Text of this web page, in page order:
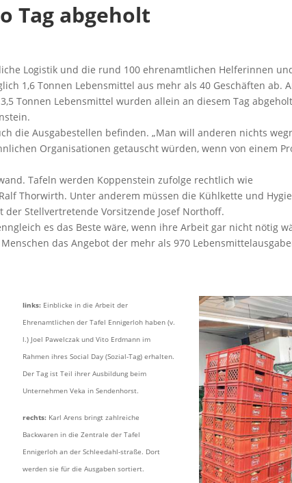
Tag abgeholt
Logistik und die rund 100 ehrenamtlichen Helferinnen
1,6 Tonnen Lebensmittel aus mehr als 40 Geschäften ab.
Tonnen Lebensmittel wurden allein an diesem Tag
die Ausgabestellen befinden. „Man will anderen nichts
Organisationen getauscht würden, wenn von einem
Tafeln werden Koppenstein zufolge rechtlich wie
Thorwirth. Unter anderem müssen die Kühlkette und
Stellvertretende Vorsitzende Josef Northoff.
es das Beste wäre, wenn ihre Arbeit gar nicht nötig
das Angebot der mehr als 970
links: Einblicke in die Arbeit der
Ehrenamtlichen der Tafel Ennigerloh haben (v.
l.) Joel Pawelczak und Vito Erdmann im
Rahmen ihres Social Day (Sozial-Tag) erhalten.
Der Tag ist Teil ihrer Ausbildung beim
Unternehmen Veka in Sendenhorst.
rechts: Karl Arens bringt zahlreiche
Backwaren in die Zentrale der Tafel
Ennigerloh an der Schleedahl-straße. Dort
werden sie für die Ausgaben sortiert.